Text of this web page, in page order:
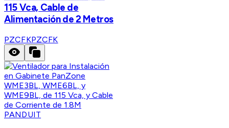
115 Vca, Cable de
Alimentación de 2 Metros
PZCFKPZCFK
PANDUIT